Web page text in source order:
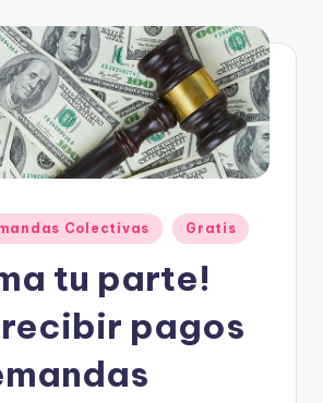
Colectivas Gratis
tu parte!
pagos